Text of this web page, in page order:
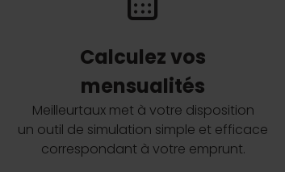
Calculez vos
mensualités
Meilleurtaux met à votre disposition
un outil de simulation simple et efficace
correspondant à votre emprunt.